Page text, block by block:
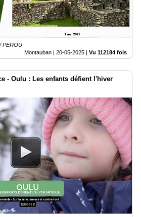
PEROU
Montauban | 20-05-2025 Vu 112184 fois
- Oulu : Les enfants défient l'hiver